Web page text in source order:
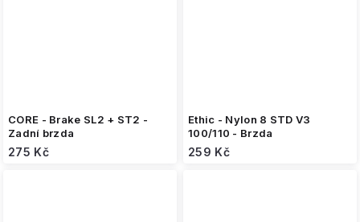
CORE - Brake SL2 + ST2 -
Zadní brzda
275 Kč
Ethic - Nylon 8 STD V3
100/110 - Brzda
259 Kč